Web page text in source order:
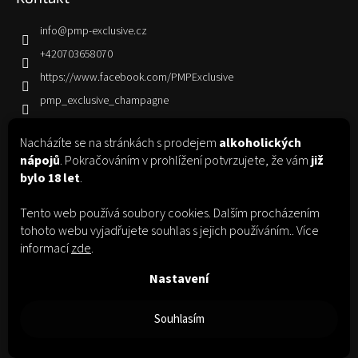
Nacházíte se na stránkách s prodejem alkoholických
nápojů. Pokračováním v prohlížení potvrzujete, že vám již
bylo 18 let.
Tento web používá soubory cookies. Dalším procházením
tohoto webu vyjadřujete souhlas s jejich používáním.. Více
informacízde.
Nastavení
Souhlasím
info@pmp-exclusive.cz
+420703658070
https://www.facebook.com/PMPExclusive
pmp_exclusive_champagne
Informace pro vás
Jak nakupovat
Obchodní podmínky
Podmínky ochrany osobních údajů